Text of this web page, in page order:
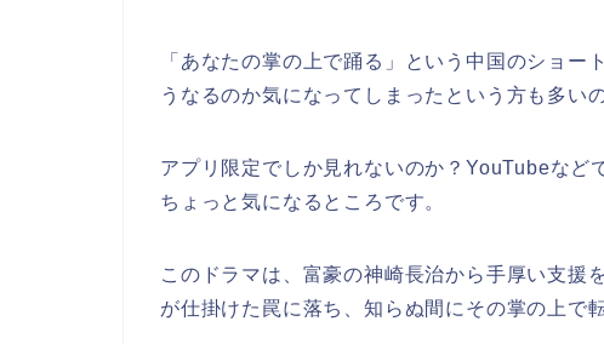
「あなたの掌の上で踊る」
という中国のショー
うなるのか気になってしまったという方も多い
アプリ限定でしか見れないのか？YouTubeなど
ちょっと気になるところです。
このドラマは、富豪の神崎長治から手厚い支援
が仕掛けた罠に落ち、知らぬ間にその掌の上で